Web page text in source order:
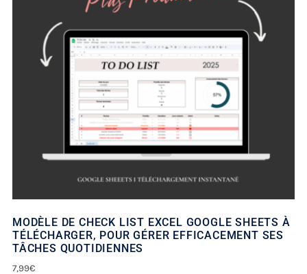
MODÈLE DE CHECK LIST EXCEL GOOGLE SHEETS À
TÉLÉCHARGER, POUR GÉRER EFFICACEMENT SES
TÂCHES QUOTIDIENNES
7,99€